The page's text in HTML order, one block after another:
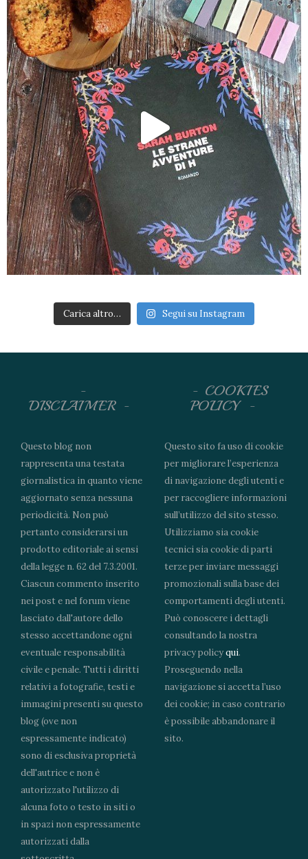
Carica altro… Segui su Instagram
DISCLAIMER
Questo blog non
rappresenta una testata
giornalistica in quanto viene
aggiornato senza nessuna
periodicità. Non può
pertanto considerarsi un
prodotto editoriale ai sensi
della legge n. 62 del 7.3.2001.
Ciascun commento inserito
nei post e nel forum viene
lasciato dall'autore dello
stesso accettandone ogni
eventuale responsabilità
civile e penale. Tutti i diritti
relativi a fotografie, testi e
immagini presenti su questo
blog (ove non
espressamente indicato)
sono di esclusiva proprietà
dell'autrice e non è
autorizzato l'utilizzo di
alcuna foto o testo in siti o
in spazi non espressamente
autorizzati dalla
COOKIES
POLICY
Questo sito fa uso di cookie
per migliorare l’esperienza
di navigazione degli utenti e
per raccogliere informazioni
sull’utilizzo del sito stesso.
Utilizziamo sia cookie
tecnici sia cookie di parti
terze per inviare messaggi
promozionali sulla base dei
comportamenti degli utenti.
Può conoscere i dettagli
consultando la nostra
privacy policyqui.
Proseguendo nella
navigazione si accetta l’uso
dei cookie; in caso contrario
è possibile abbandonare il
sito.